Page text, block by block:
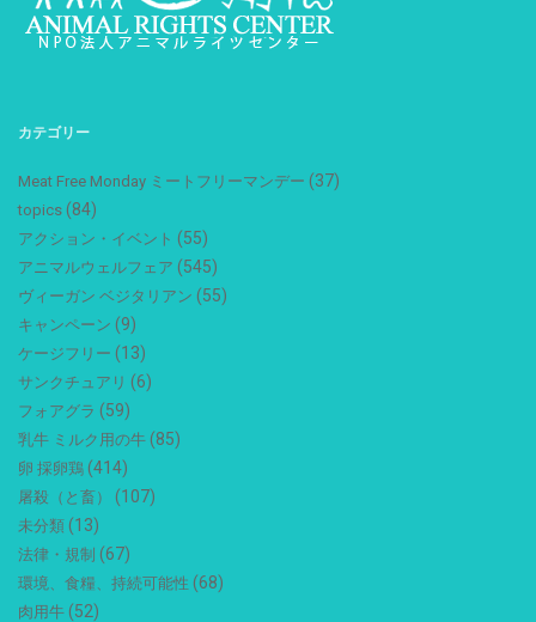
カテゴリー
Meat Free Monday ミートフリーマンデー (37)
topics (84)
アクション・イベント (55)
アニマルウェルフェア (545)
ヴィーガン ベジタリアン (55)
キャンペーン (9)
ケージフリー (13)
サンクチュアリ (6)
フォアグラ (59)
乳牛 ミルク用の牛 (85)
卵 採卵鶏 (414)
屠殺（と畜） (107)
未分類 (13)
法律・規制 (67)
環境、食糧、持続可能性 (68)
肉用牛 (52)